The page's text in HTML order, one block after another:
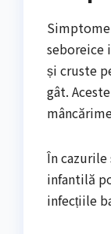
seboreice
și cruste
gât.
În
infantilă
infecțiile